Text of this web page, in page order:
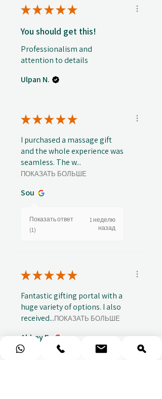
★★★★★
You should get this!
Professionalism and
attention to details
Ulpan N.
★★★★★
I purchased a massage gift
and the whole experience was
seamless. The w...
ПОКАЗАТЬ БОЛЬШЕ
Sou
Показать ответ
(1)
1 неделю
назад
★★★★★
Fantastic gifting portal with a
huge variety of options. I also
received...ПОКАЗАТЬ БОЛЬШЕ
Abbey B.